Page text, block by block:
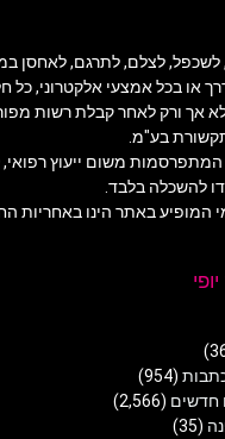
לשכפל, לצלם, לתרגם, לאחסן
או בכל אמצעי אלקטרוני,
אך ורק לאחר קבלת רשות
בע"מ.
משום ייעוץ רפואי,
להשכלה בלבד.
המופיע באתר הינו באחריות
כתבות (954)
חדשים (2,566)
(35)